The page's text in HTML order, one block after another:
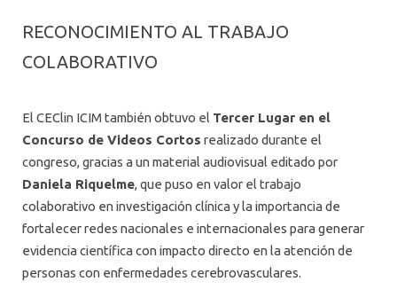
RECONOCIMIENTO AL TRABAJO
COLABORATIVO
El CEClin ICIM también obtuvo el Tercer Lugar en el
Concurso de Videos Cortos realizado durante el
congreso, gracias a un material audiovisual editado por
Daniela Riquelme, que puso en valor el trabajo
colaborativo en investigación clínica y la importancia de
fortalecer redes nacionales e internacionales para generar
evidencia científica con impacto directo en la atención de
personas con enfermedades cerebrovasculares.